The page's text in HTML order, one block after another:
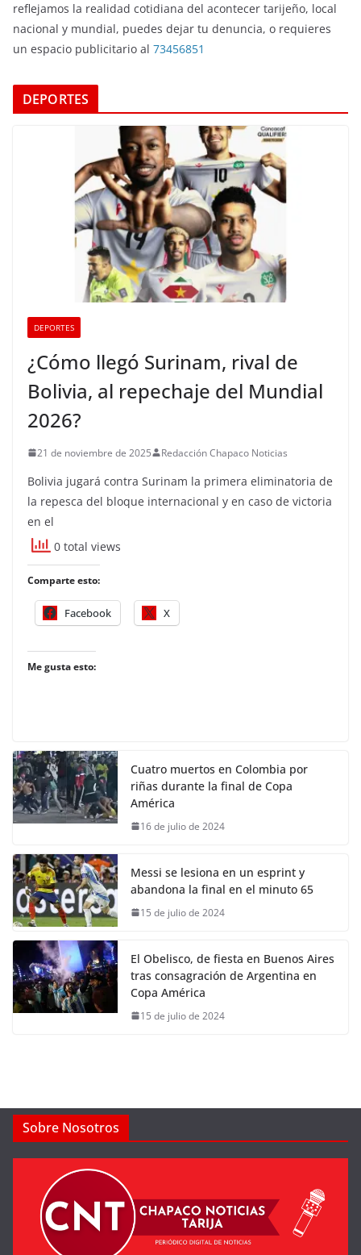
reflejamos la realidad cotidiana del acontecer tarijeño, local
nacional y mundial, puedes dejar tu denuncia, o requieres
un espacio publicitario al 73456851
DEPORTES
DEPORTES
¿Cómo llegó Surinam, rival de
Bolivia, al repechaje del Mundial
2026?
21 de noviembre de 2025 Redacción Chapaco Noticias
Bolivia jugará contra Surinam la primera eliminatoria de
la repesca del bloque internacional y en caso de victoria
en el
0 total views
Comparte esto:
Facebook X
Me gusta esto:
Cuatro muertos en Colombia por
riñas durante la final de Copa
América
16 de julio de 2024
Messi se lesiona en un esprint y
abandona la final en el minuto 65
15 de julio de 2024
El Obelisco, de fiesta en Buenos Aires
tras consagración de Argentina en
Copa América
15 de julio de 2024
Sobre Nosotros